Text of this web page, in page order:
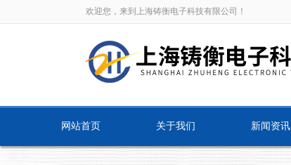
欢迎您，来到上海铸衡电子科技有限公司！
网站首页 关于我们 新闻资讯